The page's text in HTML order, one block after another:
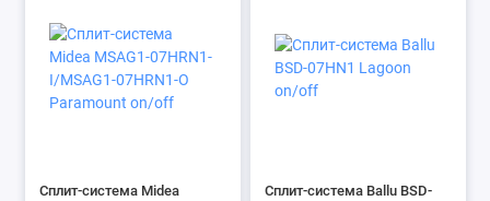
Сплит-система Midea
Сплит-система Ballu BSD-